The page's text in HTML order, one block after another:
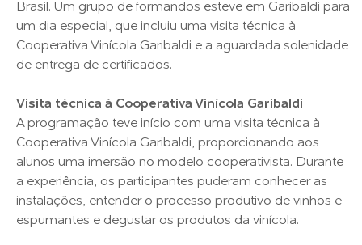
Brasil. Um grupo de formandos esteve em Garibaldi para
um dia especial, que incluiu uma visita técnica à
Cooperativa Vinícola Garibaldi e a aguardada solenidade
de entrega de certificados.
Visita técnica à Cooperativa Vinícola Garibaldi
A programação teve início com uma visita técnica à
Cooperativa Vinícola Garibaldi, proporcionando aos
alunos uma imersão no modelo cooperativista. Durante
a experiência, os participantes puderam conhecer as
instalações, entender o processo produtivo de vinhos e
espumantes e degustar os produtos da vinícola.